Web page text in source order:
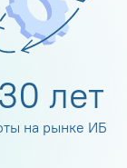
30 лет
на рынке ИБ